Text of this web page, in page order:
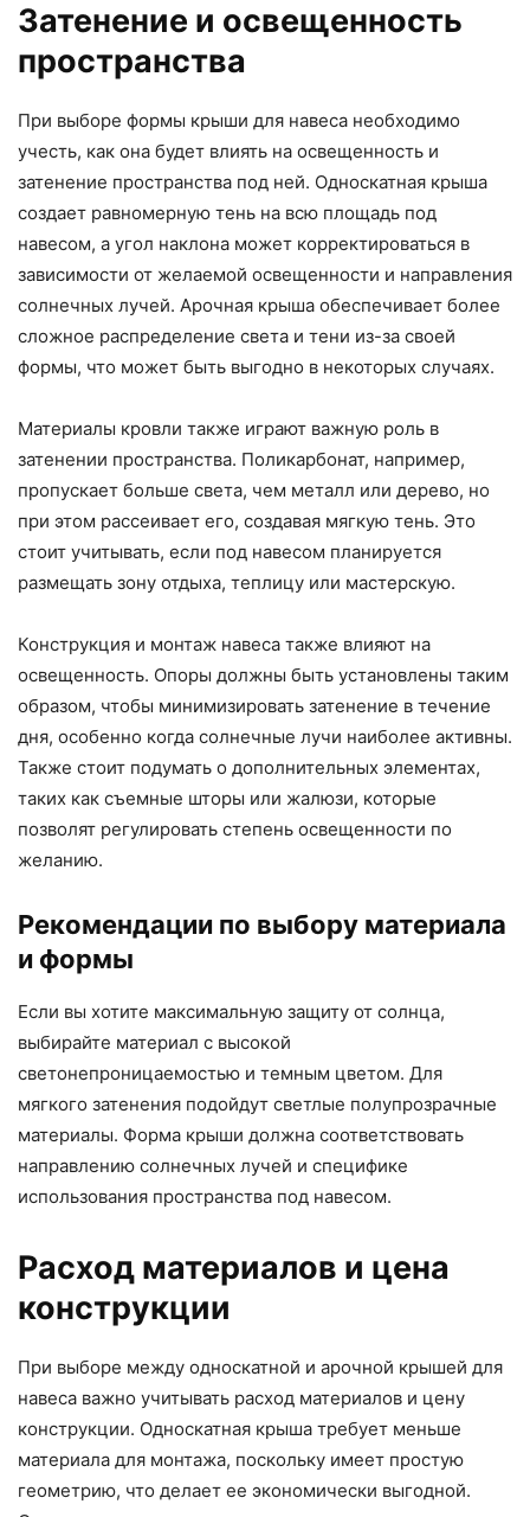
Затенение и освещенность
пространства
При выборе формы крыши для навеса необходимо
учесть, как она будет влиять на освещенность и
затенение пространства под ней. Односкатная крыша
создает равномерную тень на всю площадь под
навесом, а угол наклона может корректироваться в
зависимости от желаемой освещенности и направления
солнечных лучей. Арочная крыша обеспечивает более
сложное распределение света и тени из-за своей
формы, что может быть выгодно в некоторых случаях.
Материалы кровли также играют важную роль в
затенении пространства. Поликарбонат, например,
пропускает больше света, чем металл или дерево, но
при этом рассеивает его, создавая мягкую тень. Это
стоит учитывать, если под навесом планируется
размещать зону отдыха, теплицу или мастерскую.
Конструкция и монтаж навеса также влияют на
освещенность. Опоры должны быть установлены таким
образом, чтобы минимизировать затенение в течение
дня, особенно когда солнечные лучи наиболее активны.
Также стоит подумать о дополнительных элементах,
таких как съемные шторы или жалюзи, которые
позволят регулировать степень освещенности по
желанию.
Рекомендации по выбору материала
и формы
Если вы хотите максимальную защиту от солнца,
выбирайте материал с высокой
светонепроницаемостью и темным цветом. Для
мягкого затенения подойдут светлые полупрозрачные
материалы. Форма крыши должна соответствовать
направлению солнечных лучей и специфике
использования пространства под навесом.
Расход материалов и цена
конструкции
При выборе между односкатной и арочной крышей для
навеса важно учитывать расход материалов и цену
конструкции. Односкатная крыша требует меньше
материала для монтажа, поскольку имеет простую
геометрию, что делает ее экономически выгодной.